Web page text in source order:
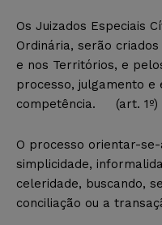
Os Juizados Especiais
Ordinária, serão
e nos Territórios, e
processo, julgamento e
competência. (art. 1º)
O processo orientar-
simplicidade,
celeridade, buscando,
conciliação ou a